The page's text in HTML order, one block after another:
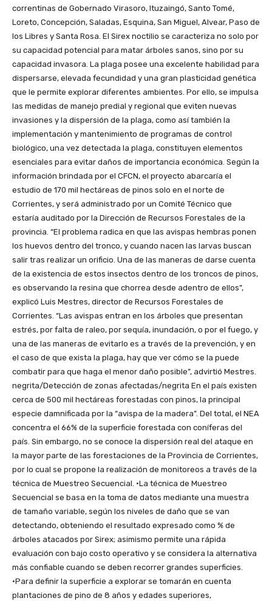
correntinas de Gobernado Virasoro, Ituzaingó, Santo Tomé,
Loreto, Concepción, Saladas, Esquina, San Miguel, Alvear, Paso de
los Libres y Santa Rosa. El Sirex noctilio se caracteriza no solo por
su capacidad potencial para matar árboles sanos, sino por su
capacidad invasora. La plaga posee una excelente habilidad para
dispersarse, elevada fecundidad y una gran plasticidad genética
que le permite explorar diferentes ambientes. Por ello, se impulsa
las medidas de manejo predial y regional que eviten nuevas
invasiones y la dispersión de la plaga, como así también la
implementación y mantenimiento de programas de control
biológico, una vez detectada la plaga, constituyen elementos
esenciales para evitar daños de importancia económica. Según la
información brindada por el CFCN, el proyecto abarcaría el
estudio de 170 mil hectáreas de pinos solo en el norte de
Corrientes, y será administrado por un Comité Técnico que
estaría auditado por la Dirección de Recursos Forestales de la
provincia. “El problema radica en que las avispas hembras ponen
los huevos dentro del tronco, y cuando nacen las larvas buscan
salir tras realizar un orificio. Una de las maneras de darse cuenta
de la existencia de estos insectos dentro de los troncos de pinos,
es observando la resina que chorrea desde adentro de ellos”,
explicó Luis Mestres, director de Recursos Forestales de
Corrientes. “Las avispas entran en los árboles que presentan
estrés, por falta de raleo, por sequía, inundación, o por el fuego, y
una de las maneras de evitarlo es a través de la prevención, y en
el caso de que exista la plaga, hay que ver cómo se la puede
combatir para que haga el menor daño posible”, advirtió Mestres.
negrita/Detección de zonas afectadas/negrita En el país existen
cerca de 500 mil hectáreas forestadas con pinos, la principal
especie damnificada por la “avispa de la madera”. Del total, el NEA
concentra el 66% de la superficie forestada con coníferas del
país. Sin embargo, no se conoce la dispersión real del ataque en
la mayor parte de las forestaciones de la Provincia de Corrientes,
por lo cual se propone la realización de monitoreos a través de la
técnica de Muestreo Secuencial. •La técnica de Muestreo
Secuencial se basa en la toma de datos mediante una muestra
de tamaño variable, según los niveles de daño que se van
detectando, obteniendo el resultado expresado como % de
árboles atacados por Sirex; asimismo permite una rápida
evaluación con bajo costo operativo y se considera la alternativa
más confiable cuando se deben recorrer grandes superficies.
•Para definir la superficie a explorar se tomarán en cuenta
plantaciones de pino de 8 años y edades superiores,